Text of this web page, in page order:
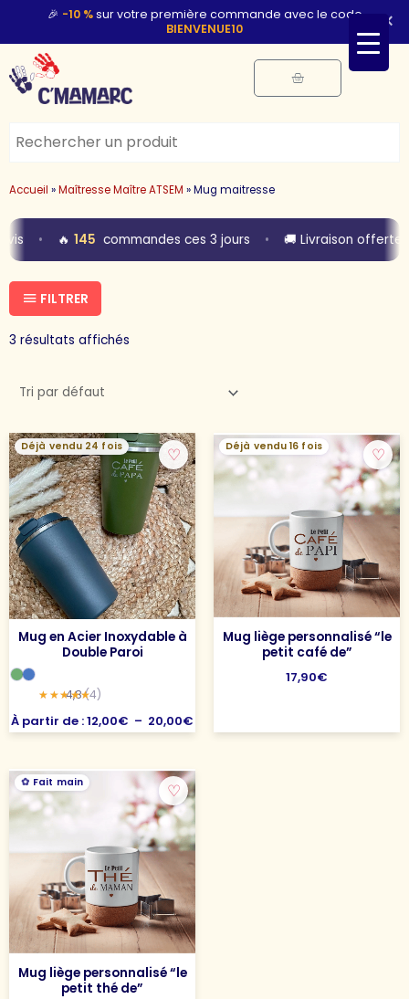
🎉 -10 %sur votre première commande avec le code
BIENVENUE10
×
contenu
Panier
Accueil »Maîtresse Maître ATSEM »Mug maitresse
🔥 145 commandes ces 3 jours 🚚 Livraison offerte
FILTRER
3 résultats affichés
Déjà vendu 24 fois ♡
Mug en Acier Inoxydable à
Double Paroi
4,8(4)
À partir de :12,00€ – 20,00€
Plage
de
prix :
12,00€
à
20,00€
Déjà vendu 16 fois ♡
Mug liège personnalisé “le
petit café de”
17,90€
Fait main ♡
Mug liège personnalisé “le
petit thé de”